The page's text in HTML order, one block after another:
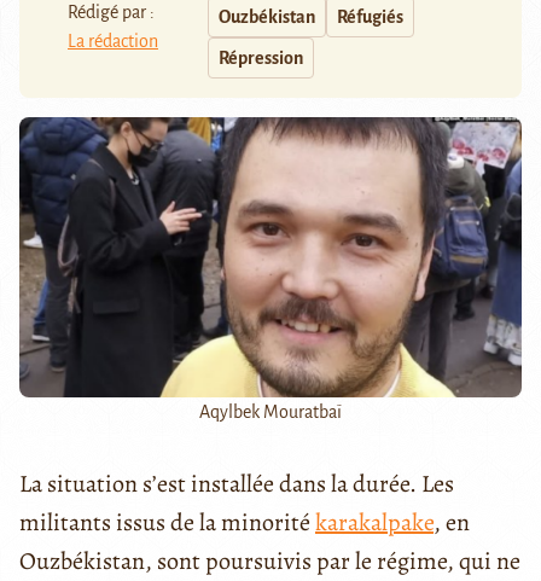
Rédigé par :
La rédaction
Ouzbékistan Réfugiés
Répression
Aqylbek Mouratbaï
La situation s’est installée dans la durée. Les
militants issus de la minoritékarakalpake, en
Ouzbékistan, sont poursuivis par le régime, qui ne